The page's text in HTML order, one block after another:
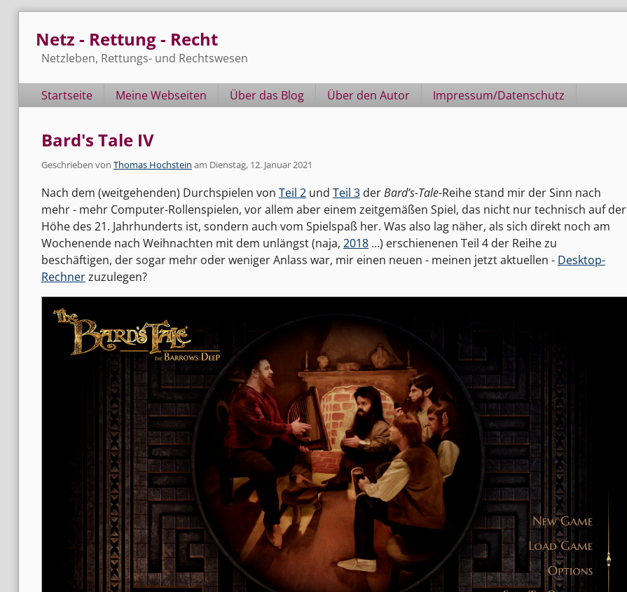
Netz - Rettung - Recht
Netzleben, Rettungs- und Rechtswesen
Navigation
Startseite Meine Webseiten Über das Blog Über den Autor Impressum/Datenschutz
Bard's Tale IV
Geschrieben von Thomas Hochstein am Dienstag, 12. Januar 2021
Nach dem (weitgehenden) Durchspielen von Teil 2und Teil 3derBard’s-Tale-Reihe stand mir der Sinn nach
mehr - mehr Computer-Rollenspielen, vor allem aber einem zeitgemäßen Spiel, das nicht nur technisch auf der
Höhe des 21. Jahrhunderts ist, sondern auch vom Spielspaß her. Was also lag näher, als sich direkt noch am
Wochenende nach Weihnachten mit dem unlängst (naja, 2018…) erschienenen Teil 4 der Reihe zu
beschäftigen, der sogar mehr oder weniger Anlass war, mir einen neuen - meinen jetzt aktuellen - Desktop-
Rechnerzuzulegen?